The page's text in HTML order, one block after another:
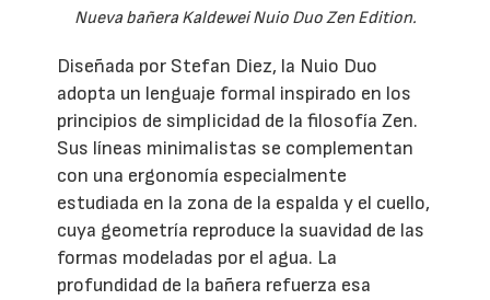
Nueva bañera Kaldewei Nuio Duo Zen Edition.
Diseñada por Stefan Diez, la Nuio Duo
adopta un lenguaje formal inspirado en los
principios de simplicidad de la filosofía Zen.
Sus líneas minimalistas se complementan
con una ergonomía especialmente
estudiada en la zona de la espalda y el cuello,
cuya geometría reproduce la suavidad de las
formas modeladas por el agua. La
profundidad de la bañera refuerza esa